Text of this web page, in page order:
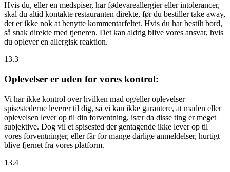
Hvis du, eller en medspiser, har fødevareallergier eller intolerancer,
skal du altid kontakte restauranten direkte, før du bestiller take away,
det erikke nok at benytte kommentarfeltet. Hvis du har bestilt bord,
så snak direkte med tjeneren. Det kan aldrig blive vores ansvar, hvis
du oplever en allergisk reaktion.
13.3
Oplevelser er uden for vores kontrol:
Vi har ikke kontrol over hvilken mad og/eller oplevelser
spisestederne leverer til dig, så vi kan ikke garantere, at maden eller
oplevelsen lever op til din forventning, især da disse ting er meget
subjektive. Dog vil et spisested der gentagende ikke lever op til
vores forventninger, eller får for mange dårlige anmeldelser, hurtigt
blive fjernet fra vores platform.
13.4